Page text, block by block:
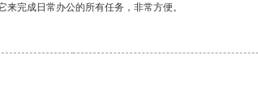
完成日常办公的所有任务，非常方便。